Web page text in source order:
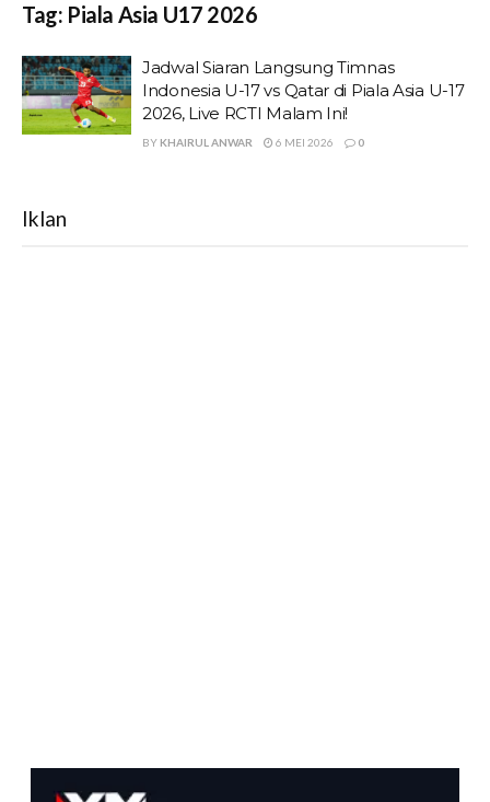
Tag: Piala Asia U17 2026
Jadwal Siaran Langsung Timnas
Indonesia U-17 vs Qatar di Piala Asia U-17
2026, Live RCTI Malam Ini!
BY KHAIRUL ANWAR 6 MEI 2026 0
Iklan